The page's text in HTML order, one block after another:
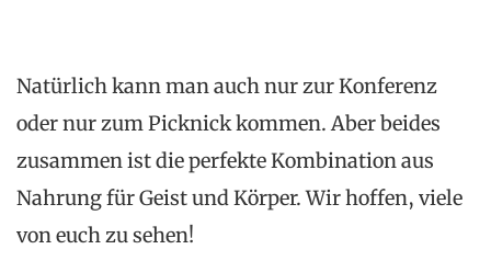
Natürlich kann man auch nur zur Konferenz
oder nur zum Picknick kommen. Aber beides
zusammen ist die perfekte Kombination aus
Nahrung für Geist und Körper. Wir hoffen, viele
von euch zu sehen!